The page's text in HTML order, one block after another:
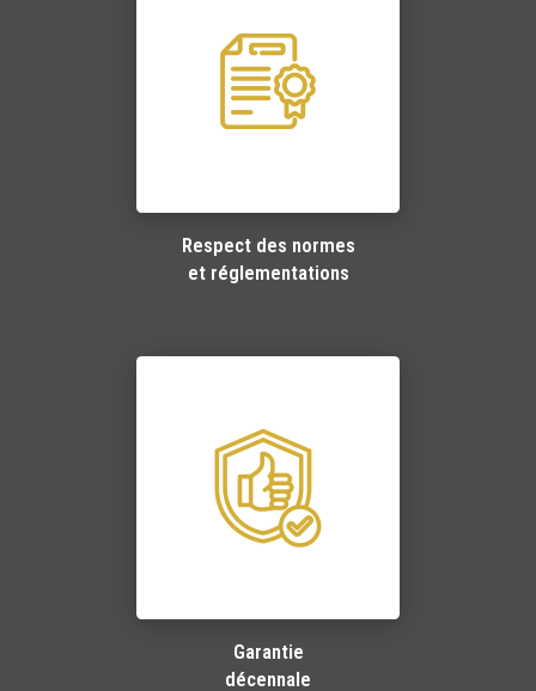
Respect des normes
et réglementations
Garantie
décennale